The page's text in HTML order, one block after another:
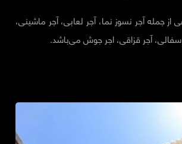
از جمله آجر نسوز نما، آجر لعابی، آجر ماشینی،
آجر قزاقی، اجر جوش می‌باشد.